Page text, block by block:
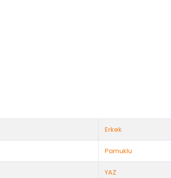
Erkek
Pamuklu
YAZ